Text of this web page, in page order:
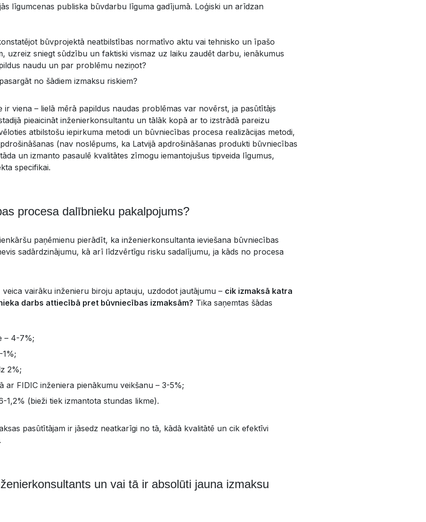
līgumcenas publiska būvdarbu līguma gadījumā. Loģiski un arīdzan
būvprojektā neatbilstības normatīvo aktu vai tehnisko un īpašo
uzreiz sniegt sūdzību un faktiski vismaz uz laiku zaudēt darbu, ienākumus
naudu un par problēmu neziņot?
no šādiem izmaksu riskiem?
ir viena – lielā mērā papildus naudas problēmas var novērst, ja pasūtītājs
pieaicināt inženierkonsultantu un tālāk kopā ar to izstrādā pareizu
atbilstošu iepirkuma metodi un būvniecības procesa realizācijas metodi,
(nav noslēpums, ka Latvijā apdrošināšanas produkti būvniecības
un izmanto pasaulē kvalitātes zīmogu iemantojušus tipveida līgumus,
specifikai.
procesa dalībnieku pakalpojums?
paņēmienu pierādīt, ka inženierkonsultanta ieviešana būvniecības
sadārdzinājumu, kā arī līdzvērtīgu risku sadalījumu, ja kāds no procesa
vairāku inženieru biroju aptauju, uzdodot jautājumu – cik izmaksā katra
darbs attiecībā pret būvniecības izmaksām? Tika saņemtas šādas
– 4-7%;
2%;
ar FIDIC inženiera pienākumu veikšanu – 3-5%;
(bieži tiek izmantota stundas likme).
pasūtītājam ir jāsedz neatkarīgi no tā, kādā kvalitātē un cik efektīvi
un vai tā ir absolūti jauna izmaksu